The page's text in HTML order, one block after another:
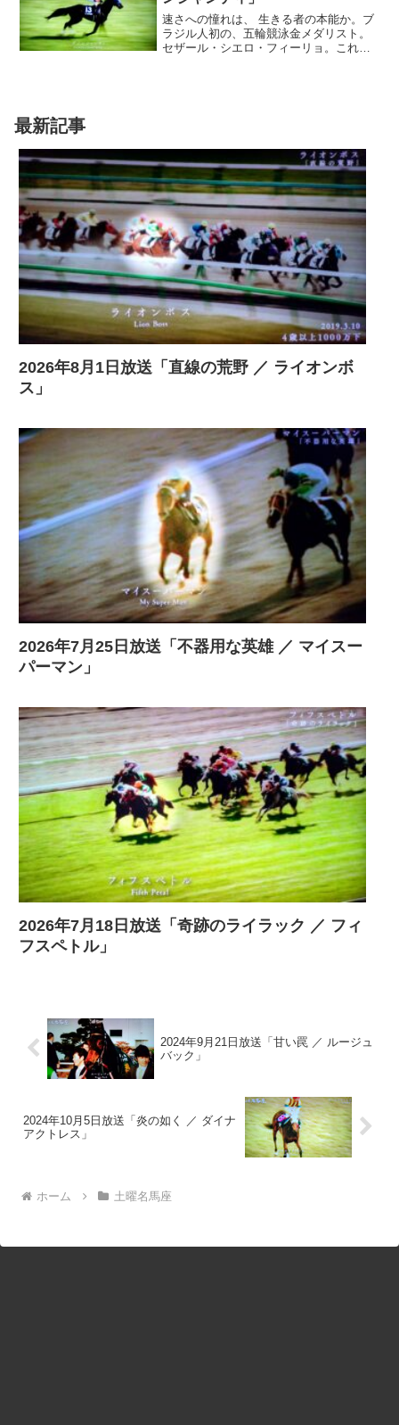
輝きが、人々の心を照らし出す…
速さへの憧れは、 生きる者の本能か。ブ
ラジル人初の、五輪競泳金メダリスト。
セザール・シエロ・フィーリョ。これま
最新記事
2026年8月1日放送「直線の荒野 ／ ライオンボ
ス」
2026年7月25日放送「不器用な英雄 ／ マイスー
パーマン」
2026年7月18日放送「奇跡のライラック ／ フィ
フスペトル」
2024年9月21日放送「甘い罠 ／ ルージュ
バック」
2024年10月5日放送「炎の如く ／ ダイナ
アクトレス」
ホーム 土曜名馬座